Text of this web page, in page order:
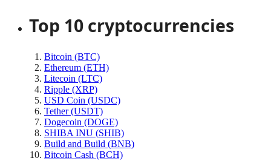
Top 10 cryptocurrencies
Bitcoin (BTC)
Ethereum (ETH)
Litecoin (LTC)
Ripple (XRP)
USD Coin (USDC)
Tether (USDT)
Dogecoin (DOGE)
SHIBA INU (SHIB)
Build and Build (BNB)
Bitcoin Cash (BCH)